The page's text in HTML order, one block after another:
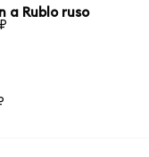
a Rublo ruso